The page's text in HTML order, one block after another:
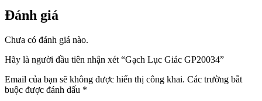
Đánh giá
Chưa có đánh giá nào.
Hãy là người đầu tiên nhận xét “Gạch Lục Giác GP20034”
Email của bạn sẽ không được hiển thị công khai. Các trường bắt
buộc được đánh dấu *